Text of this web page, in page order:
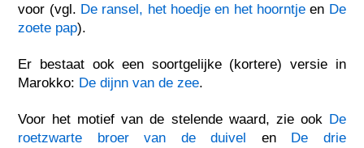
voor (vgl. De ransel, het hoedje en het hoorntjeen De
zoete pap).
Er bestaat ook een soortgelijke (kortere) versie in
Marokko: De dijnn van de zee.
Voor het motief van de stelende waard, zie ook De
roetzwarte broer van de duivel
en
De drie